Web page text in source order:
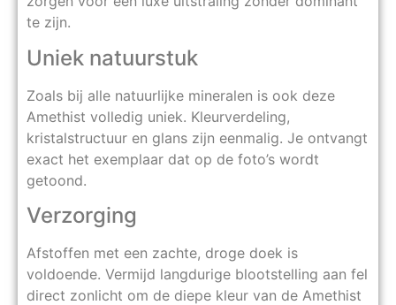
te zijn.
Uniek natuurstuk
Zoals bij alle natuurlijke mineralen is ook deze
Amethist volledig uniek. Kleurverdeling,
kristalstructuur en glans zijn eenmalig. Je ontvangt
exact het exemplaar dat op de foto’s wordt
getoond.
Verzorging
Afstoffen met een zachte, droge doek is
voldoende. Vermijd langdurige blootstelling aan fel
direct zonlicht om de diepe kleur van de Amethist